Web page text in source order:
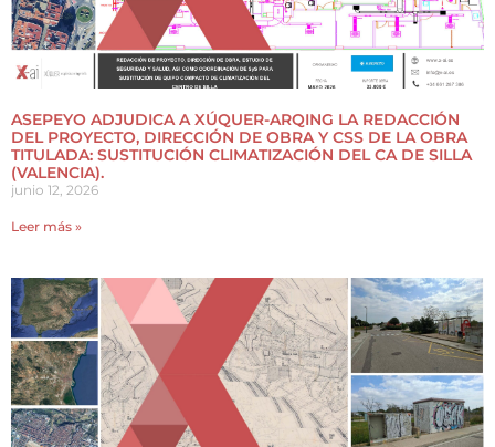
ASEPEYO ADJUDICA A XÚQUER-ARQING LA REDACCIÓN
DEL PROYECTO, DIRECCIÓN DE OBRA Y CSS DE LA OBRA
TITULADA: SUSTITUCIÓN CLIMATIZACIÓN DEL CA DE SILLA
(VALENCIA).
junio 12, 2026
Leer más »